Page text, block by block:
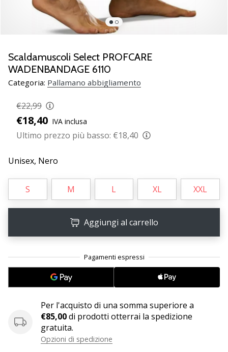
Scopri
da
pallamano
PUMA
Accelerate
SQD
5!
Conosci
tecnici
e
valuta
se
vale
25. 11. 2024
•
Tempo di lettura: 1 min.
brand
ambassador
WePlayHandball
Scaldamuscoli Select PROFCARE
WADENBANDAGE 6110
Categoria: Pallamano abbigliamento
€22,99
€18,40 IVA inclusa
Ultimo prezzo più basso: €18,40
Unisex, Nero
S M L XL XXL
Aggiungi al carrello
Per l'acquisto di una somma superiore a
€85,00di prodotti otterrai la spedizione
gratuita.
Opzioni di spedizione